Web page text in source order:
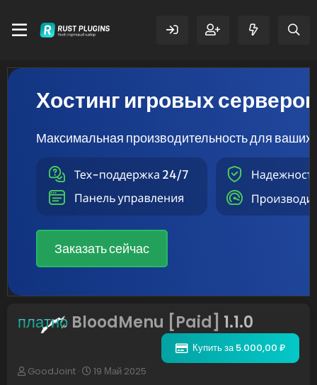
Хостинг игровых серверов
Максимальная производительность для ваших
Заказать сейчас
платно BloodMenu [Paid] 1.1.0
Купить за 5.000,00 ₽
А
GoodJoint
Д
19 Май 2025